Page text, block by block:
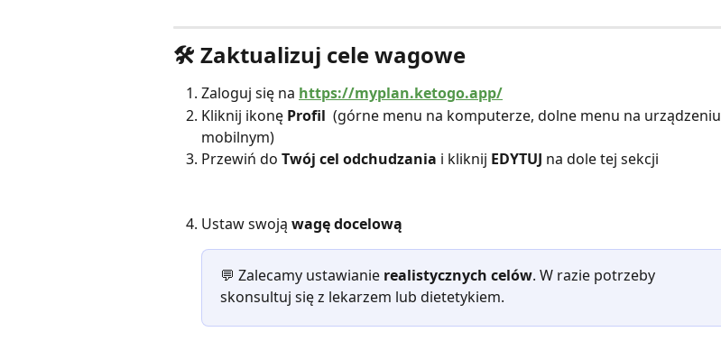
🛠 Zaktualizuj cele wagowe
Zaloguj się na https://myplan.ketogo.app/
Kliknij ikonę Profil (górne menu na komputerze, dolne menu na urządzeniu
mobilnym)
Przewiń do Twój cel odchudzania i kliknij EDYTUJ na dole tej sekcji
Ustaw swoją wagę docelową
💬 Zalecamy ustawianie realistycznych celów. W razie potrzeby
skonsultuj się z lekarzem lub dietetykiem.